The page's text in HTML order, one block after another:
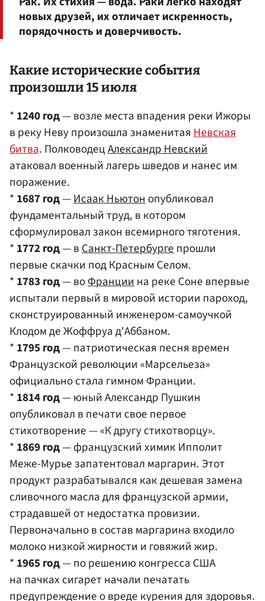
новых друзей, их отличает искренность,
порядочность и доверчивость.
Какие исторические события
произошли 15 июля
* 1240 год— возле места впадения реки Ижоры
в реку Неву произошла знаменитаяНевская
битва. ПолководецАлександр Невский
атаковал военный лагерь шведов и нанес им
поражение.
* 1687 год—Исаак Ньютонопубликовал
фундаментальный труд, в котором
сформулировал закон всемирного тяготения.
* 1772 год— вСанкт-Петербургепрошли
первые скачки под Красным Селом.
* 1783 год— воФранциина реке Соне впервые
испытали первый в мировой истории пароход,
сконструированный инженером-самоучкой
Клодом де Жоффруа д'Аббаном.
* 1795 год— патриотическая песня времен
Французской революции «Марсельеза»
официально стала гимном Франции.
* 1814 год— юный Александр Пушкин
опубликовал в печати свое первое
стихотворение — «К другу стихотворцу».
* 1869 год— французский химик Ипполит
Меже-Мурье запатентовал маргарин. Этот
продукт разрабатывался как дешевая замена
сливочного масла для французской армии,
страдавшей от недостатка провизии.
Первоначально в состав маргарина входило
молоко низкой жирности и говяжий жир.
* 1965 год— по решению конгресса США
на пачках сигарет начали печатать
предупреждение о вреде курения для здоровья.